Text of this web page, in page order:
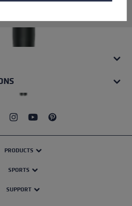
PRODUCTS
SPORTS
SUPPORT